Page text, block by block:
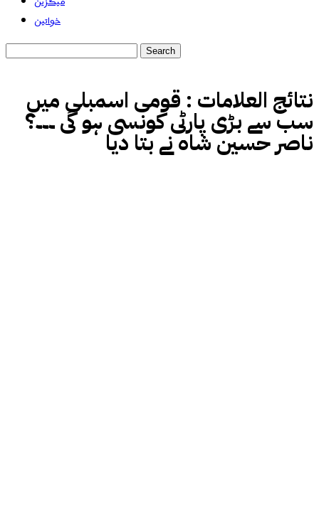
خواتین
نتائج العلامات : قومی اسمبلی میں
سب سے بڑی پارٹی کونسی ہو گی ۔۔۔؟
ناصر حسین شاہ نے بتا دیا